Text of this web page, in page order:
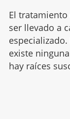
El
ser llevado a
existe
hay raíces